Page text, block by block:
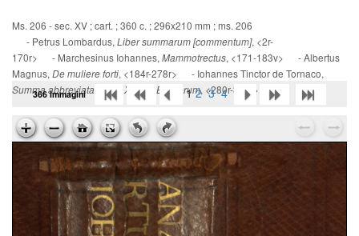
[Inni con commenti latini], sec. XV ; cart. ; 56 c. ;
200x140 mm ; ms. 36
Ps. Eusebius Cremonensis,
De morte Hieronymi
ad Damasum , sec. XV ; cart. ; 95 c. ; 195x135 mm
; ms. 37
Ps. Augustinus,Epistola ad Cyrillum episcopum
Jerosolimitanum, de laudibus beati Hyeronymi , sec.
XV ; cart. ; 95 c. ; 195x135 mm ; ms. 37
Ms. 206 - sec. XV ; cart. ; 360 c. ; 296x210 mm ; ms. 206
- Petrus Lombardus, Liber summarum [commentum], <2r-
170r> - Marchesinus Iohannes, Mammotrectus, <171-183v> - Albertus
Magnus, De muliere forti, <184r-278r> - Iohannes Tinctor de Tornaco,
Summa abbreviata super X libris Ethicorum, <280r-360r>
366 Immagini 1 2 3 4